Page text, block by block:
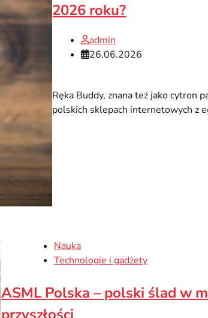
2026 roku?
admin
26.06.2026
Ręka Buddy, znana też jako cytron
polskich sklepach internetowych z
Nauka
Technologie i gadżety
ASML Polska – polski ślad w